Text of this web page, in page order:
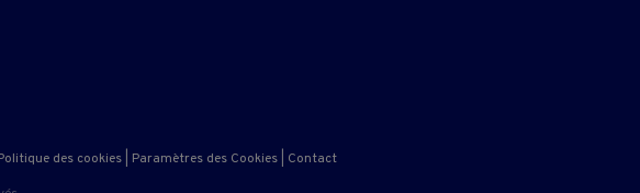
des cookies Paramètres des Cookies
Contact